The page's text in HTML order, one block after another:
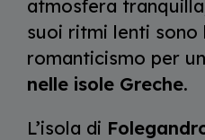
atmosfera
suoi ritmi lenti sono
romanticismo per un
nelle isole Greche.
L’isola di